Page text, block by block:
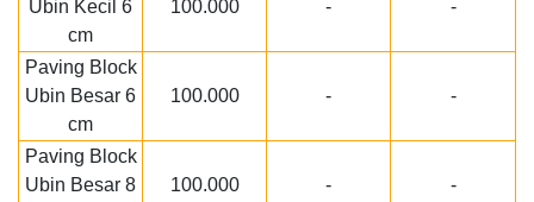
Ubin Kecil 6
cm
100.000 - -
Paving Block
Ubin Besar 6
cm
100.000 - -
Paving Block
Ubin Besar 8
100.000 - -